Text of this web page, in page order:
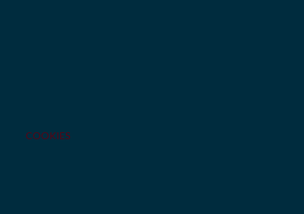
COOKIES